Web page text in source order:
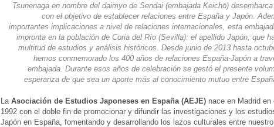
Tsunenaga en nombre del daimyo de Sendai (embajada Keichō)
con el objetivo de establecer relaciones entre España y Japón.
importantes implicaciones a nivel de relaciones internacionales, esta
impronta en la población de Coria del Río (Sevilla): el apellido Japón, que
multitud de estudios y análisis históricos. Desde junio de 2013 hasta
hemos conmemorado los 400 años de relaciones España-Japón a
embajada. Durante esos años de celebración se gestó el presente
esperanza de que sea un aporte más al conocimiento mutuo entre
La Asociación de Estudios Japoneses en España (AEJE) nace en Madrid en
1992 con el doble fin de promocionar y difundir las investigaciones y los
Japón en España, fomentando y desarrollando los lazos culturales entre